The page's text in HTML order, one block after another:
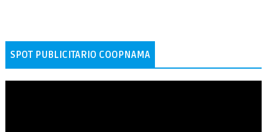
SPOT PUBLICITARIO COOPNAMA